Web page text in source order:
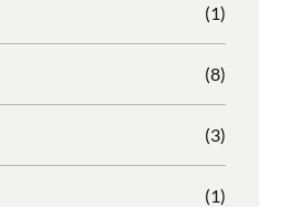
(1)
(8)
(3)
(1)